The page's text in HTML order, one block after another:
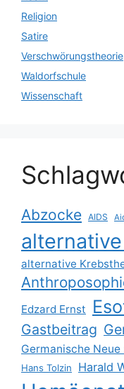
Religion
Satire
Verschwörungstheorie
Waldorfschule
Wissenschaft
Abzocke AIDS
alternative
Edzard Ernst
Gastbeitrag
Germanische Neue
Hans Tolzin Harald